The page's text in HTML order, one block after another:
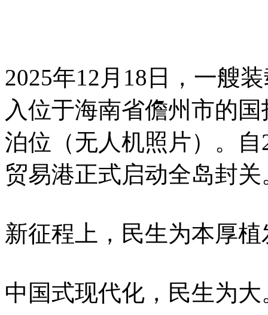
2025年12月18日，一艘
入位于海南省儋州市的
泊位（无人机照片）。
贸易港正式启动全岛封
新征程上，民生为本厚
中国式现代化，民生为大